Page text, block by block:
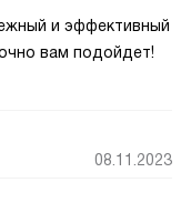
и эффективный
вам подойдет!
08.11.2023